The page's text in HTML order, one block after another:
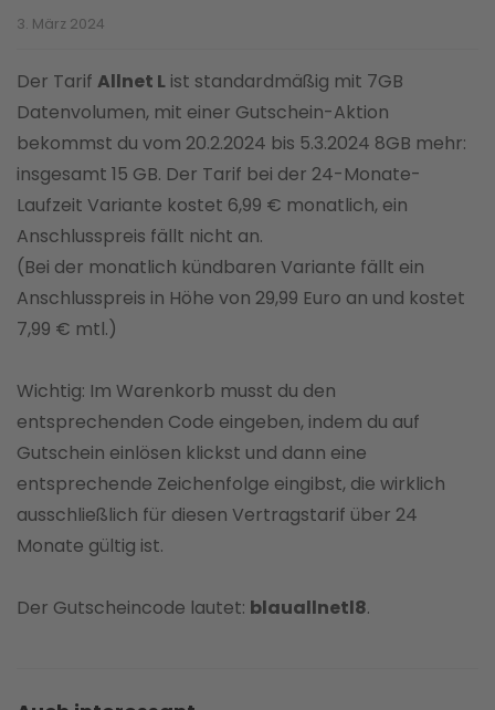
3. März 2024
Der Tarif Allnet L ist standardmäßig mit 7GB
Datenvolumen, mit einer Gutschein-Aktion
bekommst du vom 20.2.2024 bis 5.3.2024 8GB mehr:
insgesamt 15 GB. Der Tarif bei der 24-Monate-
Laufzeit Variante kostet 6,99 € monatlich, ein
Anschlusspreis fällt nicht an.
(Bei der monatlich kündbaren Variante fällt ein
Anschlusspreis in Höhe von 29,99 Euro an und kostet
7,99 € mtl.)
Wichtig: Im Warenkorb musst du den
entsprechenden Code eingeben, indem du auf
Gutschein einlösen klickst und dann eine
entsprechende Zeichenfolge eingibst, die wirklich
ausschließlich für diesen Vertragstarif über 24
Monate gültig ist.
Der Gutscheincode lautet: blauallnetl8.